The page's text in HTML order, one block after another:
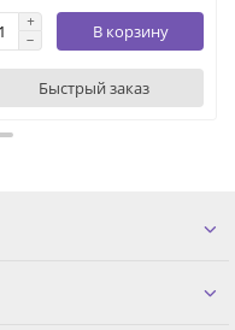
В корзину
Быстрый заказ